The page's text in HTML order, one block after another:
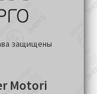
защищены
Motori